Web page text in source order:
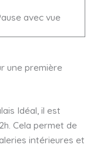
avec vue
une première
Idéal, il est
Cela permet de
intérieures et